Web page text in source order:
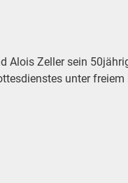
Zeller sein
unter